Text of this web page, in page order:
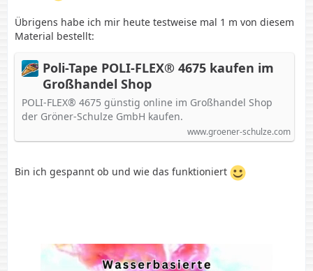
Übrigens habe ich mir heute testweise mal 1 m von diesem
Material bestellt:
Poli-Tape POLI-FLEX® 4675 kaufen im
Großhandel Shop
POLI-FLEX® 4675 günstig online im Großhandel Shop
der Gröner-Schulze GmbH kaufen.
www.groener-schulze.com
Bin ich gespannt ob und wie das funktioniert